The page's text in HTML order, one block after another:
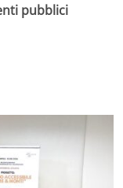
pubblici